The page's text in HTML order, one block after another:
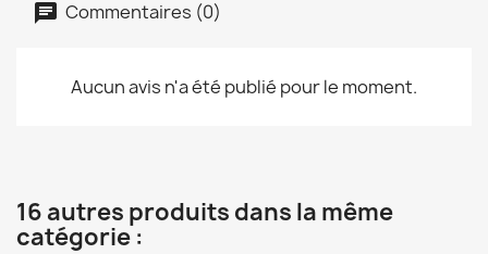
Commentaires (0)
Aucun avis n'a été publié pour le moment.
16 autres produits dans la même
catégorie :